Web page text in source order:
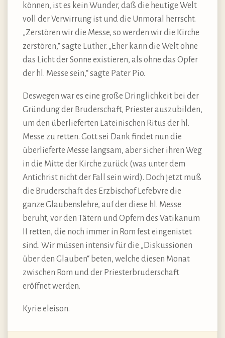
können, ist es kein Wunder, daß die heutige Welt
voll der Verwirrung ist und die Unmoral herrscht.
„Zerstören wir die Messe, so werden wir die Kirche
zerstören,“ sagte Luther. „Eher kann die Welt ohne
das Licht der Sonne existieren, als ohne das Opfer
der hl. Messe sein,“ sagte Pater Pio.
Deswegen war es eine große Dringlichkeit bei der
Gründung der Bruderschaft, Priester auszubilden,
um den überlieferten Lateinischen Ritus der hl.
Messe zu retten. Gott sei Dank findet nun die
überlieferte Messe langsam, aber sicher ihren Weg
in die Mitte der Kirche zurück (was unter dem
Antichrist nicht der Fall sein wird). Doch jetzt muß
die Bruderschaft des Erzbischof Lefebvre die
ganze Glaubenslehre, auf der diese hl. Messe
beruht, vor den Tätern und Opfern des Vatikanum
II retten, die noch immer in Rom fest eingenistet
sind. Wir müssen intensiv für die „Diskussionen
über den Glauben“ beten, welche diesen Monat
zwischen Rom und der Priesterbruderschaft
eröffnet werden.
Kyrie eleison.